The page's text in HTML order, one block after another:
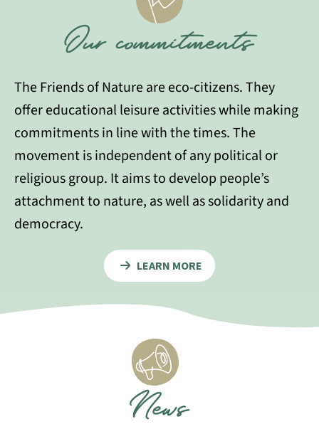
Our commitments
The Friends of Nature are eco-citizens. They
offer educational leisure activities while making
commitments in line with the times. The
movement is independent of any political or
religious group. It aims to develop people’s
attachment to nature, as well as solidarity and
democracy.
LEARN MORE
News